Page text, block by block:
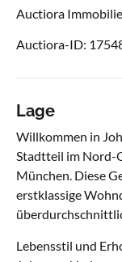
Auctiora
Auctiora-ID:
Lage
Willkommen in
Stadtteil im Nord-
München. Diese
erstklassige
Lebensstil und